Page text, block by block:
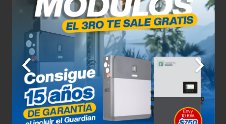
14 de agosto
Viernes 31°C 27°C